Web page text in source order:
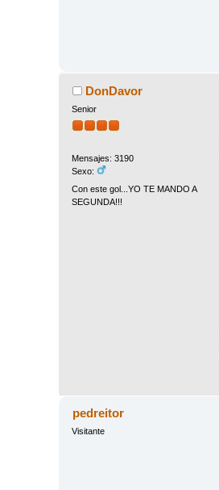
DonDavor
Senior
Mensajes: 3190
Sexo:
Con este gol...YO TE MANDO A
SEGUNDA!!!
pedreitor
Visitante